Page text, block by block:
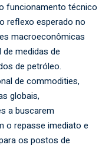
funcionamento técnico
reflexo esperado no
macroeconômicas
medidas de
de petróleo.
de commodities,
globais,
a buscarem
o repasse imediato e
os postos de